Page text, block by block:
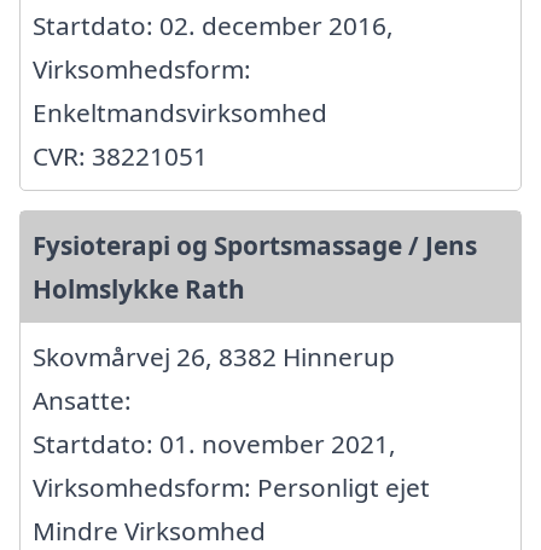
Startdato: 02. december 2016,
Virksomhedsform:
Enkeltmandsvirksomhed
CVR: 38221051
Fysioterapi og Sportsmassage / Jens
Holmslykke Rath
Skovmårvej 26, 8382 Hinnerup
Ansatte:
Startdato: 01. november 2021,
Virksomhedsform: Personligt ejet
Mindre Virksomhed